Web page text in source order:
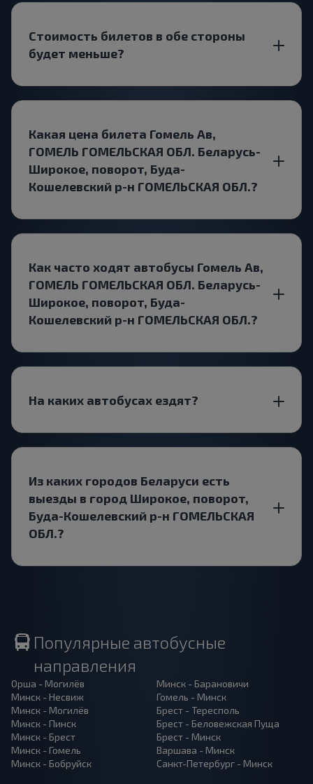
Стоимость билетов в обе стороны
будет меньше?
Какая цена билета Гомель Ав,
ГОМЕЛЬ ГОМЕЛЬСКАЯ ОБЛ. Беларусь-
Широкое, поворот, Буда-
Кошелевский р-н ГОМЕЛЬСКАЯ ОБЛ.?
Как часто ходят автобусы Гомель Ав,
ГОМЕЛЬ ГОМЕЛЬСКАЯ ОБЛ. Беларусь-
Широкое, поворот, Буда-
Кошелевский р-н ГОМЕЛЬСКАЯ ОБЛ.?
На каких автобусах ездят?
Из каких городов Беларуси есть
выезды в город Широкое, поворот,
Буда-Кошелевский р-н ГОМЕЛЬСКАЯ
ОБЛ.?
Популярные автобусные
направления
Орша - Могилёв
Минск - Несвиж
Минск - Могилёв
Минск - Пинск
Минск - Брест
Минск - Гомель
Минск - Бобруйск
Минск - Барановичи
Гомель - Минск
Брест - Тересполь
Брест - Беловежская Пуща
Брест - Минск
Варшава - Минск
Санкт-Петербург - Минск